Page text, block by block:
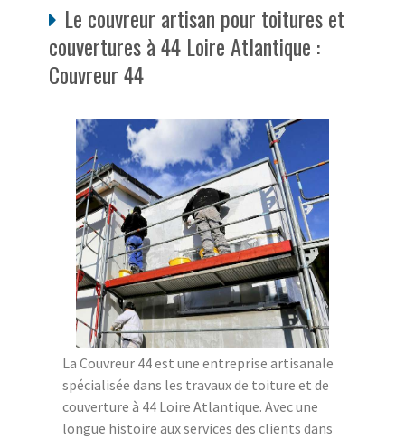
Le couvreur artisan pour toitures et
couvertures à 44 Loire Atlantique :
Couvreur 44
La Couvreur 44 est une entreprise artisanale
spécialisée dans les travaux de toiture et de
couverture à 44 Loire Atlantique. Avec une
longue histoire aux services des clients dans